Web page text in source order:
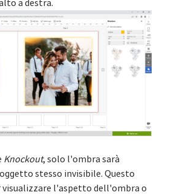
a destra.
Knockout, solo l'ombra sarà
stesso invisibile. Questo
visualizzare l'aspetto dell'ombra o